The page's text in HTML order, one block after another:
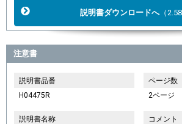
説明書ダウンロードへ（
注意書
説明書品番
H04475R
ページ数
2ページ
説明書名称
コメント